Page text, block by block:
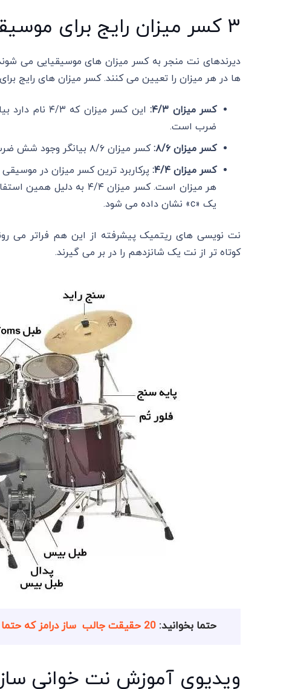
۳ کسر میزان رایج برای موسیقی درام
دیرندهای نت منجر به کسر میزان های موسیقیایی می
‌ها در هر میزان را تعیین می کنند. کسر میزان های رایج
کسر میزان ۴/۳:
این کسر
ضرب است.
کسر میزان ۸/۶:
کسر میزان ۸/۶ بیانگر وجود شش ضرب در هر میزان و یک دیرند اکتاو برای هر ضرب است.
کسر میزان ۴/۴:
هر میزان است. کسر میزان
یک «c» نشان داده می شود.
کوتاه تر از نت یک شانزدهم را در بر می گیرند.
حتما بخوانید: 20 حقیقت جالب ساز درامز که حتما باید بخوانید!
ویدیوی آموزش نت خوانی ساز